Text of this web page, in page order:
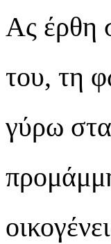
Ας έρθη
του, τη
γύρω